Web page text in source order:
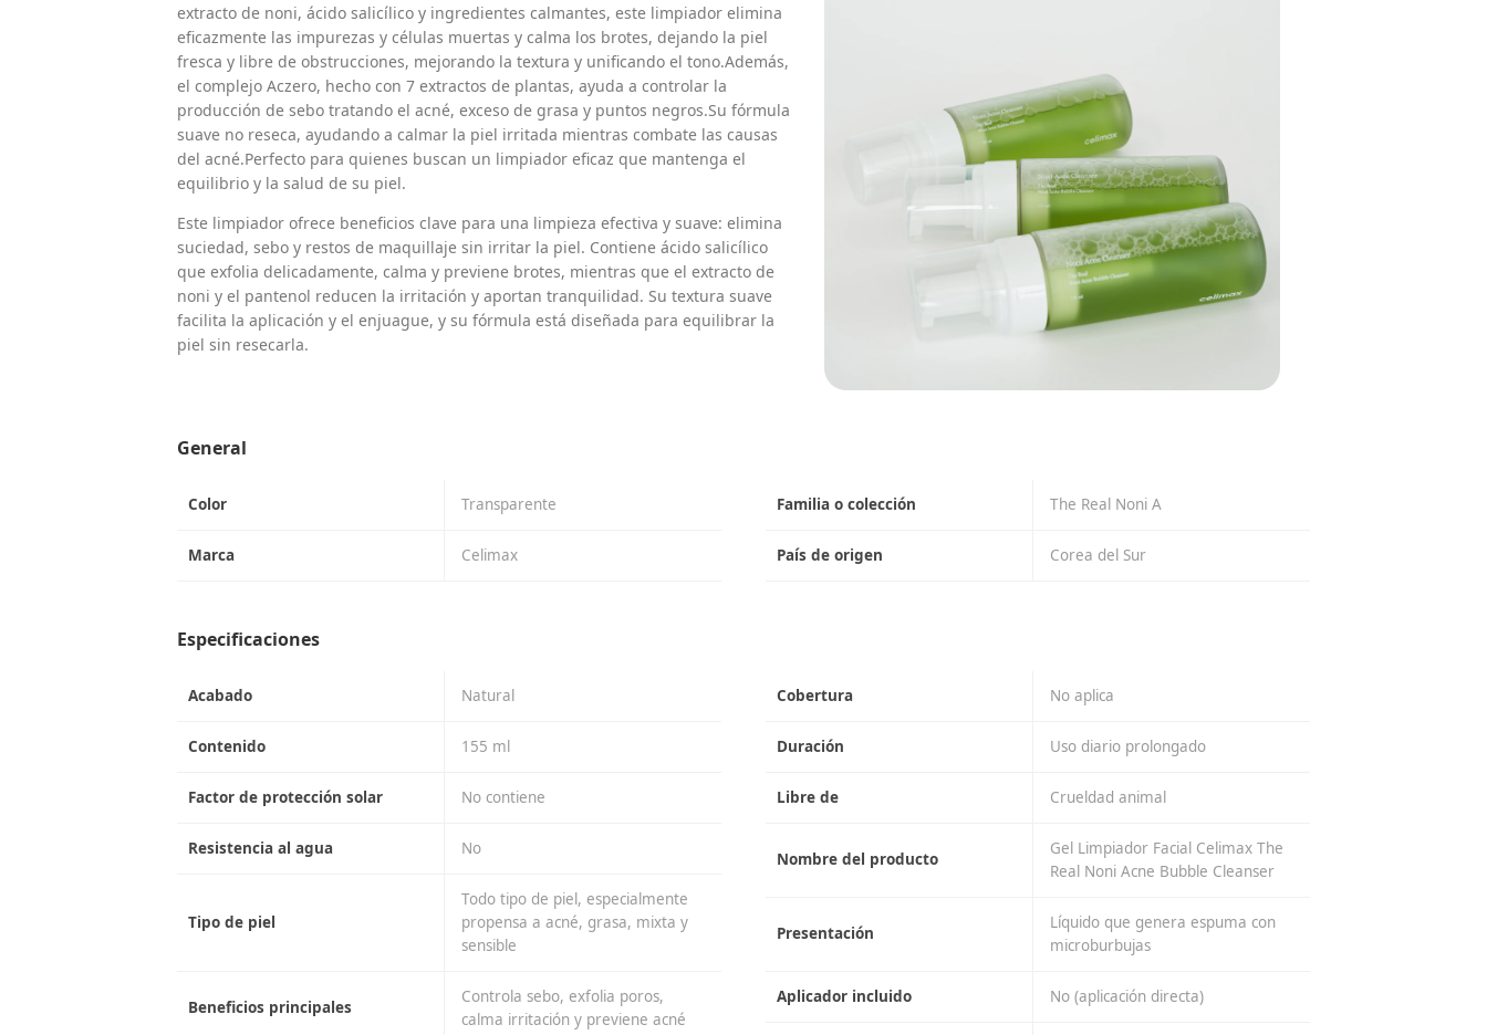
extracto de noni, ácido salicílico y ingredientes calmantes, este limpiador elimina
eficazmente las impurezas y células muertas y calma los brotes, dejando la piel
fresca y libre de obstrucciones, mejorando la textura y unificando el tono.Además,
el complejo Aczero, hecho con 7 extractos de plantas, ayuda a controlar la
producción de sebo tratando el acné, exceso de grasa y puntos negros.Su fórmula
suave no reseca, ayudando a calmar la piel irritada mientras combate las causas
del acné.Perfecto para quienes buscan un limpiador eficaz que mantenga el
equilibrio y la salud de su piel.
Este limpiador ofrece beneficios clave para una limpieza efectiva y suave: elimina
suciedad, sebo y restos de maquillaje sin irritar la piel. Contiene ácido salicílico
que exfolia delicadamente, calma y previene brotes, mientras que el extracto de
noni y el pantenol reducen la irritación y aportan tranquilidad. Su textura suave
facilita la aplicación y el enjuague, y su fórmula está diseñada para equilibrar la
piel sin resecarla.
General
Color Transparente
Marca Celimax
Familia o colección The Real Noni A
País de origen Corea del Sur
Especificaciones
Acabado Natural
Contenido 155 ml
Factor de protección solar No contiene
Resistencia al agua No
Tipo de piel
Todo tipo de piel, especialmente
propensa a acné, grasa, mixta y
sensible
Beneficios principales
Controla sebo, exfolia poros,
calma irritación y previene acné
Cobertura No aplica
Duración Uso diario prolongado
Libre de Crueldad animal
Nombre del producto
Gel Limpiador Facial Celimax The
Real Noni Acne Bubble Cleanser
Presentación
Líquido que genera espuma con
microburbujas
Aplicador incluido No (aplicación directa)